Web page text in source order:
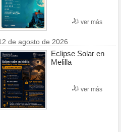
ver más
de agosto de 2026
Eclipse Solar en
Melilla
ver más